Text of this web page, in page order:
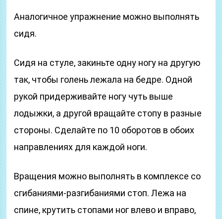
Аналогичное упражнение можно выполнять
сидя.
Сидя на стуле, закиньте одну ногу на другую
так, чтобы голень лежала на бедре. Одной
рукой придерживайте ногу чуть выше
лодыжки, а другой вращайте стопу в разные
стороны. Сделайте по 10 оборотов в обоих
направлениях для каждой ноги.
Вращения можно выполнять в комплексе со
сгибаниями-разгибаниями стоп. Лежа на
спине, крутить стопами ног влево и вправо,